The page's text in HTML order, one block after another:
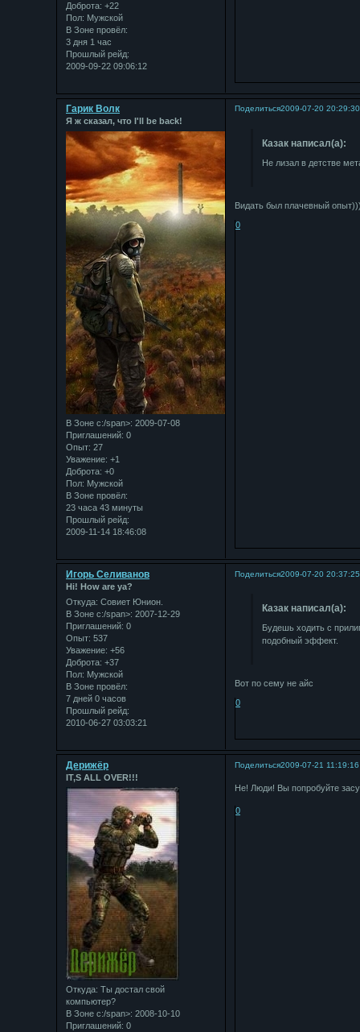
Доброта: +22
Пол: Мужской
В Зоне провёл:
3 дня 1 час
Прошлый рейд:
2009-09-22 09:06:12
Поделиться2009-07-20 20:29:30
Гарик Волк
Я ж сказал, что I'll be back!
В Зоне с:/span>: 2009-07-08
Приглашений: 0
Опыт: 27
Уважение: +1
Доброта: +0
Пол: Мужской
В Зоне провёл:
23 часа 43 минуты
Прошлый рейд:
2009-11-14 18:46:08
Казак написал(а):
Не лизал в детстве
Видать был плачевный
0
Поделиться2009-07-20 20:37:25
Игорь Селиванов
Hi! How are ya?
Откуда: Совиет Юнион.
В Зоне с:/span>: 2007-12-29
Приглашений: 0
Опыт: 537
Уважение: +56
Доброта: +37
Пол: Мужской
В Зоне провёл:
7 дней 0 часов
Прошлый рейд:
2010-06-27 03:03:21
Казак написал(а):
Будешь ходить с
подобный эффект.
Вот по сему не айс
0
Поделиться2009-07-21 11:19:16
Дерижёр
IT,S ALL OVER!!!
Откуда: Ты достал свой
компьютер?
В Зоне с:/span>: 2008-10-10
Приглашений: 0
Не! Люди! Вы попробуйте
0